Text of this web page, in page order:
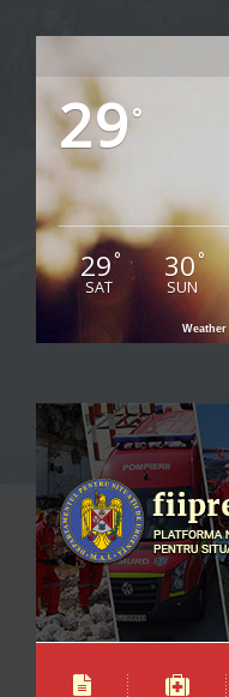
29°
29°
SAT
30°
SUN